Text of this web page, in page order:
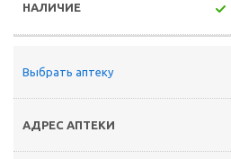
Выбрать аптеку